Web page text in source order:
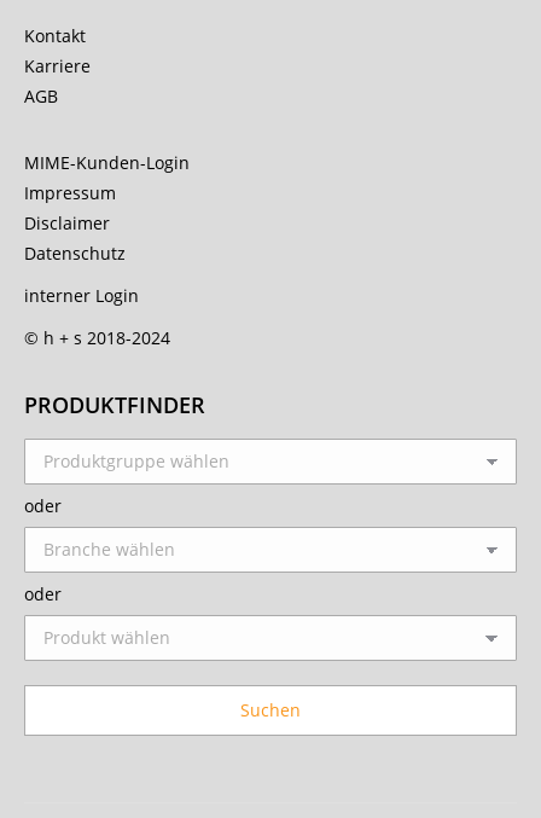
Kontakt
Karriere
AGB
MIME-Kunden-Login
Impressum
Disclaimer
Datenschutz
interner Login
© h + s 2018-2024
PRODUKTFINDER
oder
oder